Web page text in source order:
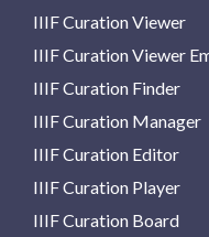
IIIF Curation Viewer
IIIF Curation Viewer
IIIF Curation Finder
IIIF Curation Manager
IIIF Curation Editor
IIIF Curation Player
IIIF Curation Board